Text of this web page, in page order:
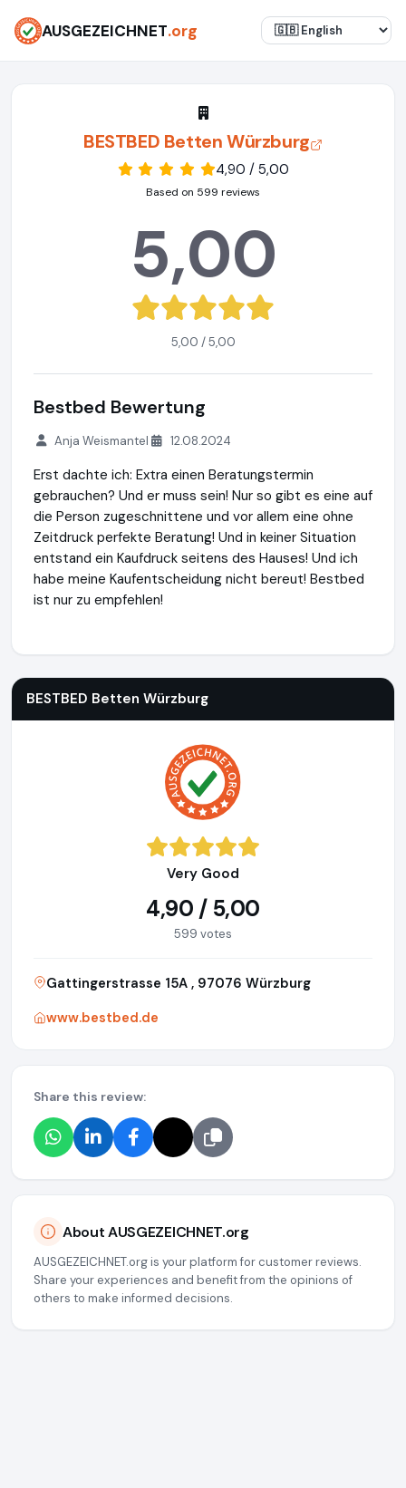
AUSGEZEICHNET.org
BESTBED Betten Würzburg
4,90 / 5,00
Based on 599 reviews
5,00
5,00 / 5,00
Bestbed Bewertung
Anja Weismantel 12.08.2024
Erst dachte ich: Extra einen Beratungstermin
gebrauchen? Und er muss sein! Nur so gibt es eine auf
die Person zugeschnittene und vor allem eine ohne
Zeitdruck perfekte Beratung! Und in keiner Situation
entstand ein Kaufdruck seitens des Hauses! Und ich
habe meine Kaufentscheidung nicht bereut! Bestbed
ist nur zu empfehlen!
BESTBED Betten Würzburg
Very Good
4,90 / 5,00
599 votes
Gattingerstrasse 15A , 97076 Würzburg
www.bestbed.de
Share this review:
About AUSGEZEICHNET.org
AUSGEZEICHNET.org is your platform for customer reviews.
Share your experiences and benefit from the opinions of
others to make informed decisions.